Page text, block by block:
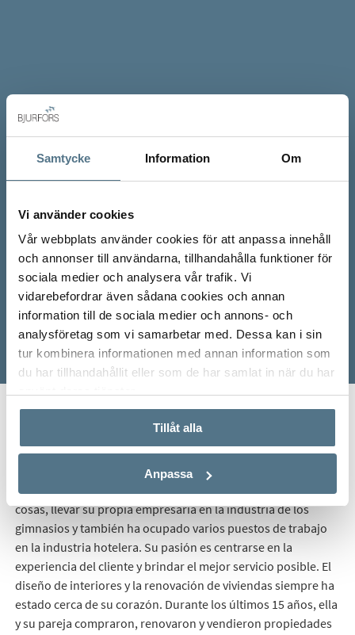
Samtycke Information Om
Vi använder cookies
Vår webbplats använder cookies för att anpassa innehåll
och annonser till användarna, tillhandahålla funktioner för
sociala medier och analysera vår trafik. Vi
vidarebefordrar även sådana cookies och annan
information till de sociala medier och annons- och
analysföretag som vi samarbetar med. Dessa kan i sin
tur kombinera informationen med annan information som
du har tillhandahållit eller som de har samlat in när du har
Tillåt alla
Anpassa
Start Real Estate Agentes inmobiliarios Anna Bergli
Anna trabaja con captaciones de viviendas en la oficina de
Bjurfors en Torrevieja. Tiene experiencia de, entre otras
cosas, llevar su propia empresaria en la industria de los
gimnasios y también ha ocupado varios puestos de trabajo
en la industria hotelera. Su pasión es centrarse en la
experiencia del cliente y brindar el mejor servicio posible. El
diseño de interiores y la renovación de viviendas siempre ha
estado cerca de su corazón. Durante los últimos 15 años, ella
y su pareja compraron, renovaron y vendieron propiedades